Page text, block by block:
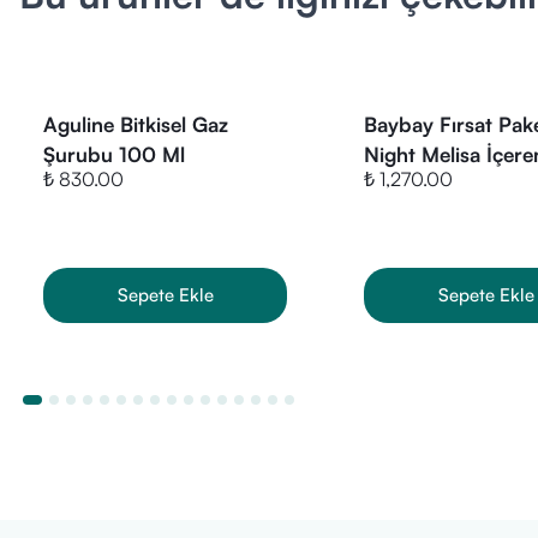
Karamürver
Çinko
D Vitamini
Aguline Bitkisel Gaz
Şurubu 100 Ml
₺ 830.00
Sepete Ekle
Baybay Fırsat
Night Melisa
Damla 50 ml-
₺ 1,270.00
Sepete Ekle